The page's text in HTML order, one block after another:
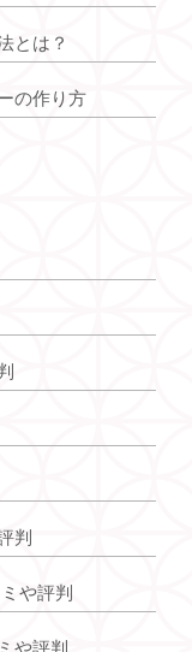
とは？
の作り方
判
や評判
や評判